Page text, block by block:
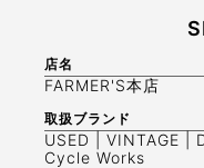
店名
FARMER'S本店
取扱ブランド
USED | VINTAGE |
Cycle Works